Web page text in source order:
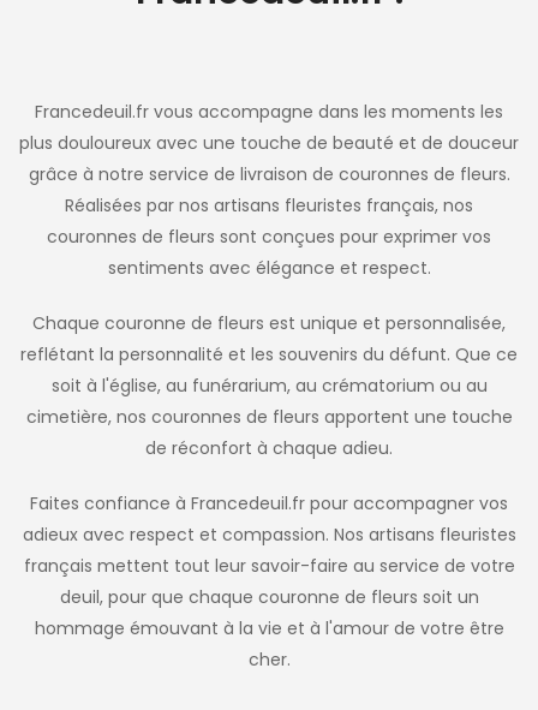
Francedeuil.fr vous accompagne dans les moments les
plus douloureux avec une touche de beauté et de douceur
grâce à notre service de livraison de couronnes de fleurs.
Réalisées par nos artisans fleuristes français, nos
couronnes de fleurs sont conçues pour exprimer vos
sentiments avec élégance et respect.
Chaque couronne de fleurs est unique et personnalisée,
reflétant la personnalité et les souvenirs du défunt. Que ce
soit à l'église, au funérarium, au crématorium ou au
cimetière, nos couronnes de fleurs apportent une touche
de réconfort à chaque adieu.
Faites confiance à Francedeuil.fr pour accompagner vos
adieux avec respect et compassion. Nos artisans fleuristes
français mettent tout leur savoir-faire au service de votre
deuil, pour que chaque couronne de fleurs soit un
hommage émouvant à la vie et à l'amour de votre être
cher.